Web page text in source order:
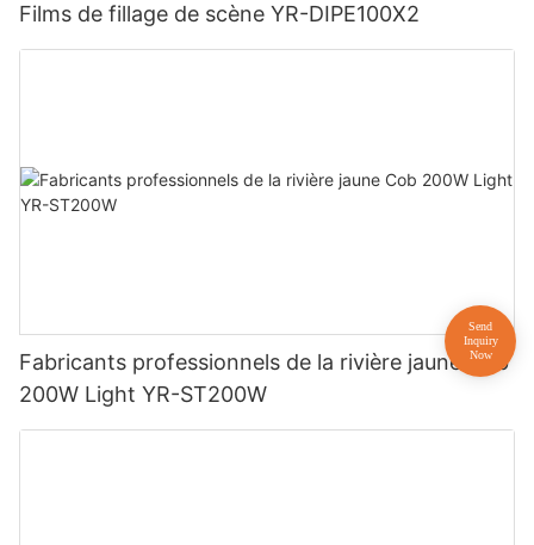
Films de fillage de scène YR-DIPE100X2
Fabricants professionnels de la rivière jaune Cob
200W Light YR-ST200W